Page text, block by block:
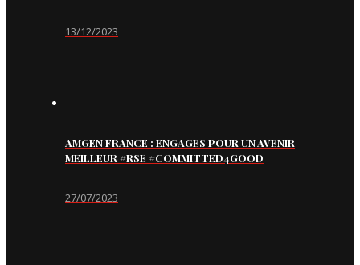
13/12/2023
AMGEN FRANCE : ENGAGES POUR UN AVENIR
MEILLEUR #RSE #COMMITTED4GOOD
27/07/2023